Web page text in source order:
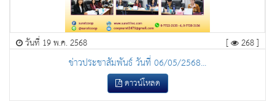
วันที่ 19 พ.ค. 2568 [ 268 ]
ข่าวประชาสัมพันธ์ วันที่ 06/05/2568...
ดาวน์โหลด